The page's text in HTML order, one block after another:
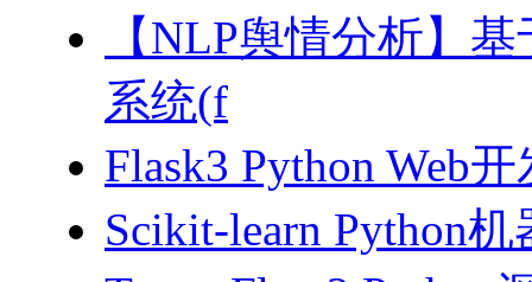
【NLP舆情分析】
系统(f
Flask3 Python Web
Scikit-learn Python